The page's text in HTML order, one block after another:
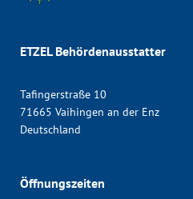
ETZEL Behördenausstatter
Tafingerstraße 10
71665 Vaihingen an der Enz
Deutschland
Öffnungszeiten